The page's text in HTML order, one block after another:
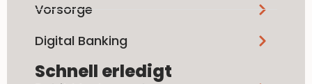
Vorsorge
Digital Banking
Schnell erledigt